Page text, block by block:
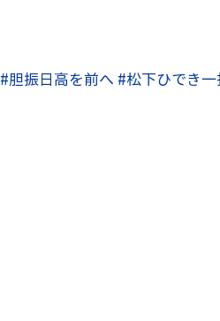
#胆振日高を前へ #松下ひでき一